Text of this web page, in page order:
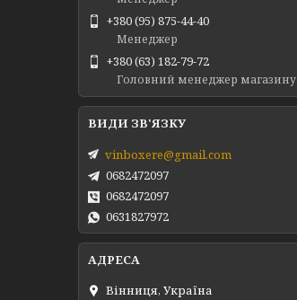
+380 (95) 875-44-40
Менеджер
+380 (63) 182-79-72
Головний менеджер магазину
vinboxere@gmail.com
0682472097
0682472097
0631827972
Вінниця, Україна